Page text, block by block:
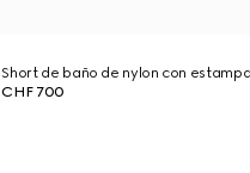
Short de baño de nylon con
CHF 700